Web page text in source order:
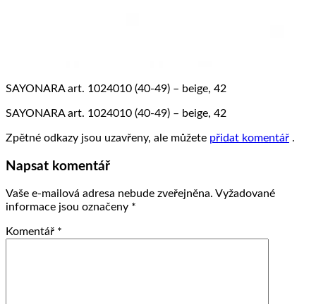
SAYONARA art. 1024010 (40-49) – beige, 42
SAYONARA art. 1024010 (40-49) – beige, 42
Zpětné odkazy jsou uzavřeny, ale můžete přidat komentář .
Napsat komentář
Vaše e-mailová adresa nebude zveřejněna. Vyžadované
informace jsou označeny *
Komentář *